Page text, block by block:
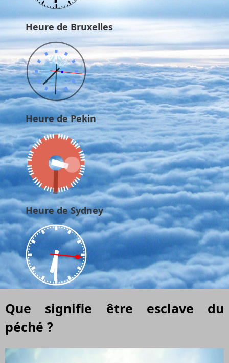
Heure de Bruxelles
Heure de Pekin
Heure de Sydney
Que signifie être esclave du
péché ?